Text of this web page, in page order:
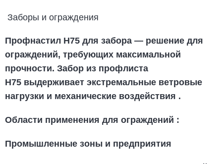
Заборы и ограждения
Профнастил Н75 для забора — решение для
ограждений, требующих максимальной
прочности. Забор из профлиста
Н75 выдерживает экстремальные ветровые
нагрузки и механические воздействия .
Области применения для ограждений :
Промышленные зоны и предприятия